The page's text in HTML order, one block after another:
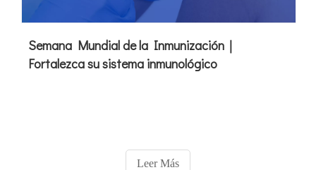
Semana Mundial de la Inmunización｜
Fortalezca su sistema inmunológico
Leer Más